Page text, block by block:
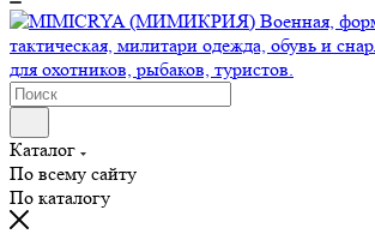
Каталог
По всему сайту
По каталогу